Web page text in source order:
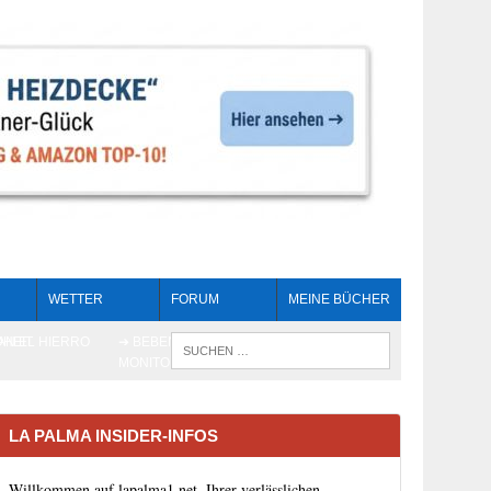
WETTER FORUM MEINE BÜCHER
LA PALMA INSIDER-INFOS